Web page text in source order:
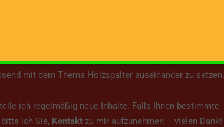
ich jedem und jeder Interessierten eine Plattform
mit dem Thema Holzspalter auseinander zu setzen.
ich regelmäßig neue Inhalte. Falls Ihnen bestimmte
ich Sie, Kontaktzu mir aufzunehmen – vielen Dank!